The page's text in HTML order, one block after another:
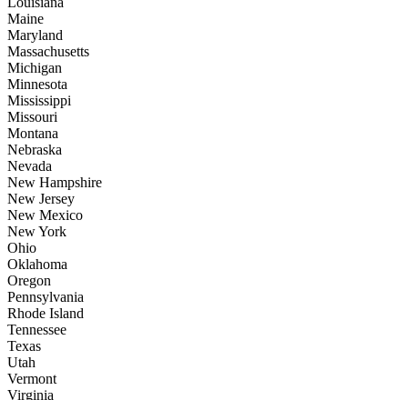
Maine
Maryland
Massachusetts
Michigan
Minnesota
Mississippi
Missouri
Montana
Nebraska
Nevada
New Hampshire
New Jersey
New Mexico
New York
Ohio
Oklahoma
Oregon
Pennsylvania
Rhode Island
Tennessee
Texas
Utah
Vermont
Virginia